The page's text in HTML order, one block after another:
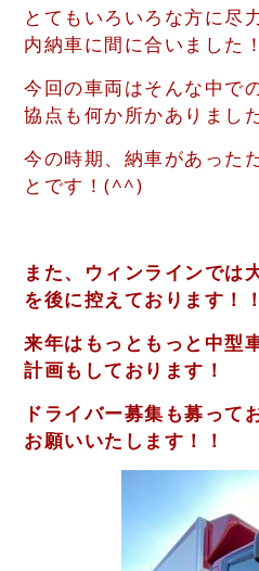
とてもいろいろな方に尽
内納車に間に合いました
今回の車両はそんな中で
協点も何か所かありまし
今の時期、納車があった
とです！(^^)
また、ウィンラインでは
を後に控えております！！
来年はもっともっと中型
計画もしております！
ドライバー募集も募って
お願いいたします！！